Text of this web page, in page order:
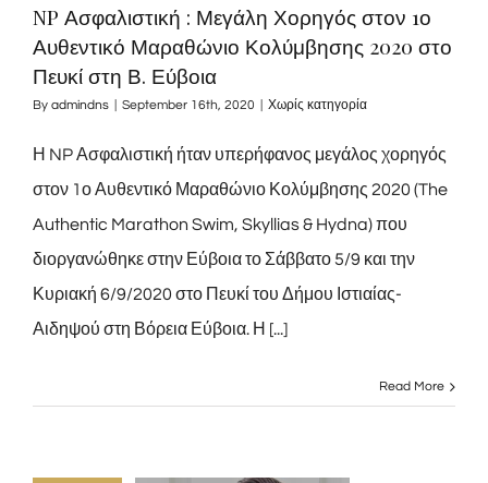
NP Ασφαλιστική : Μεγάλη Χορηγός στον 1ο
Αυθεντικό Μαραθώνιο Κολύμβησης 2020 στο
Πευκί στη Β. Εύβοια
By admindns September 16th, 2020 Χωρίς κατηγορία
Η NP Ασφαλιστική ήταν υπερήφανος μεγάλος χορηγός
στον 1ο Αυθεντικό Μαραθώνιο Κολύμβησης 2020 (The
Authentic Marathon Swim, Skyllias & Hydna) που
διοργανώθηκε στην Εύβοια το Σάββατο 5/9 και την
Κυριακή 6/9/2020 στο Πευκί του Δήμου Ιστιαίας-
Αιδηψού στη Βόρεια Εύβοια. Η [...]
Read More